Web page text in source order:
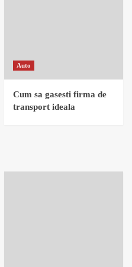
Auto
Cum sa gasesti firma de
transport ideala